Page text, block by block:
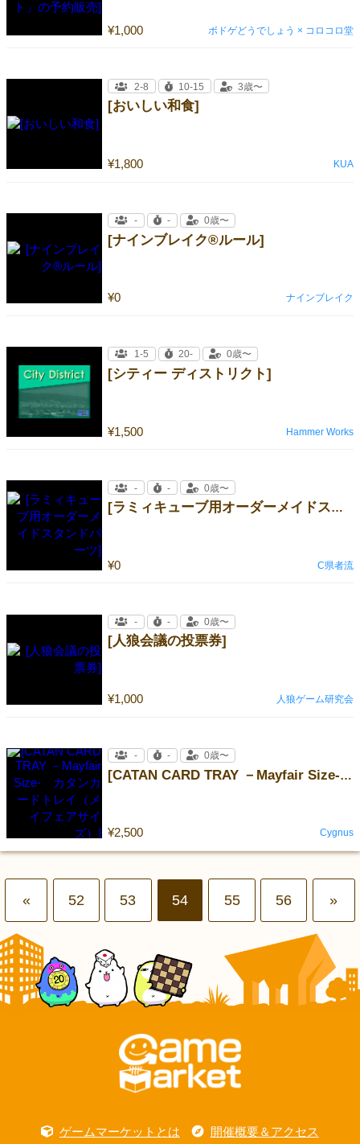
¥1,000 ボドゲどうでしょう × コロコロ堂
[おいしい和食]
¥1,800
2-8 10-15 3歳〜
KUA
[ナインブレイク®ルール]
¥0
- - 0歳〜
ナインブレイク
[シティー ディストリクト]
¥1,500
1-5 20- 0歳〜
Hammer Works
[ラミィキューブ用オーダーメイドスタンドパーツ]
¥0
- - 0歳〜
C県者流
[人狼会議の投票券]
¥1,000
- - 0歳〜
人狼ゲーム研究会
[CATAN CARD TRAY －Mayfair Size- カタンカードトレイ（メイフェアサイズ）]
¥2,500
- - 0歳〜
Cygnus
« 52 53 54 55 56 »
ゲームマーケットとは 開催概要＆アクセス